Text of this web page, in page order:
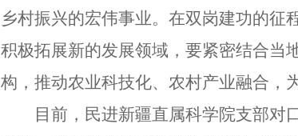
乡村振兴的宏伟事业。在双岗建功的征
积极拓展新的发展领域，要紧密结合当
构，推动农业科技化、农村产业融合，
目前，民进新疆直属科学院支部对